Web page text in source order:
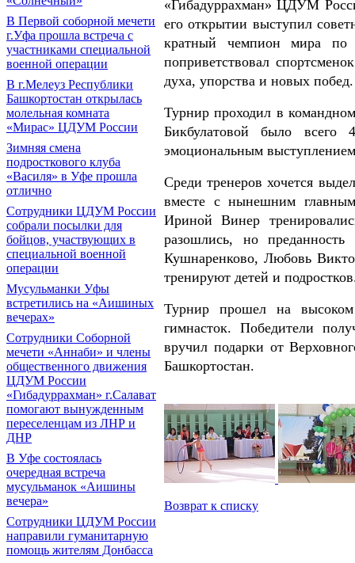
В Первой соборной мечети
г.Уфа прошла встреча с
участниками специальной
военной операции
В г.Мелеуз Республики
Башкортостан открылась
молельная комната
«Мирас» ЦДУМ России
Зимняя смена
подросткового клуба
«Василя» в Уфе прошла
отлично
Сотрудники ЦДУМ России
собрали посылки для
бойцов, участвующих в
специальной военной
операции
Мусульманки Уфы
встретились на «Аишиных
вечерах»
Сотрудники Соборной
мечети «Аннаби» и члены
общественного движения
ЦДУМ России
«Гибадуррахман» г.Салават
помогают вынужденным
переселенцам из ЛНР и
ДНР
В Уфе состоялась
очередная встреча
мусульманок «Аишины
вечера»
Сотрудники ЦДУМ России
направили гуманитарную
помощь жителям Донбасса
«Гибадуррахман» ЦДУМ
его открытии выступил
кратный чемпион мира по
поприветствовал
духа, упорства и новых побед.
Турнир проходил в
Бикбулатовой было всего
эмоциональным
Среди тренеров хочется
вместе с нынешним
Ириной Винер
разошлись, но
Кушнаренково, Любовь
тренируют детей и
Турнир прошел на
гимнасток. Победители
вручил подарки от
Башкортостан.
Возврат к списку